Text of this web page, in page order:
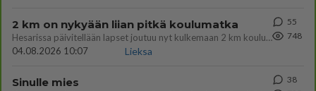
2 km on nykyään liian pitkä koulumatka
Hesarissa päivitellään lapset joutuu nyt kulkemaan 2 km kouluun jösses. Ruostefillarilla tuo matka menee vaikka miten äk
04.08.2026 10:07
Lieksa
55
748
Sinulle mies
38